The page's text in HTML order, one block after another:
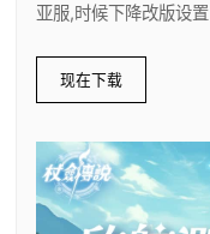
亚服,时候下降改版设置
现在下载